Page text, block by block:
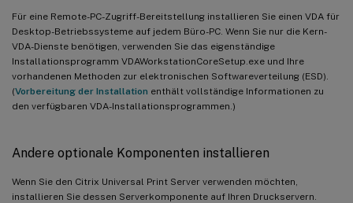
Für eine Remote-PC-Zugriff-Bereitstellung installieren Sie einen VDA für
Desktop-Betriebssysteme auf jedem Büro-PC. Wenn Sie nur die Kern-
VDA-Dienste benötigen, verwenden Sie das eigenständige
Installationsprogramm VDAWorkstationCoreSetup.exe und Ihre
vorhandenen Methoden zur elektronischen Softwareverteilung (ESD).
(Vorbereitung der Installation enthält vollständige Informationen zu
den verfügbaren VDA-Installationsprogrammen.)
Andere optionale Komponenten installieren
Wenn Sie den Citrix Universal Print Server verwenden möchten,
installieren Sie dessen Serverkomponente auf Ihren Druckservern.